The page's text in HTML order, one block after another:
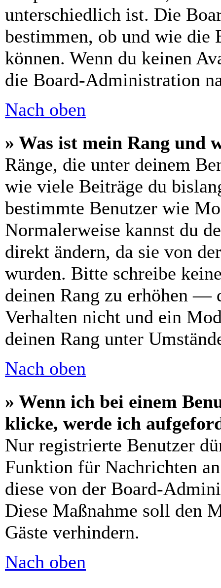
unterschiedlich ist. Die
bestimmen, ob und wie die
können. Wenn du keinen
die Board-Administration
Nach oben
» Was ist mein Rang und
Ränge, die unter deinem
wie viele Beiträge du
bestimmte Benutzer wie
Normalerweise kannst du
direkt ändern, da sie von
wurden. Bitte schreibe
deinen Rang zu erhöhen —
Verhalten nicht und ein
deinen Rang unter
Nach oben
» Wenn ich bei einem
klicke, werde ich
Nur registrierte Benutzer
Funktion für Nachrichten
diese von der Board-
Diese Maßnahme soll den
Gäste verhindern.
Nach oben